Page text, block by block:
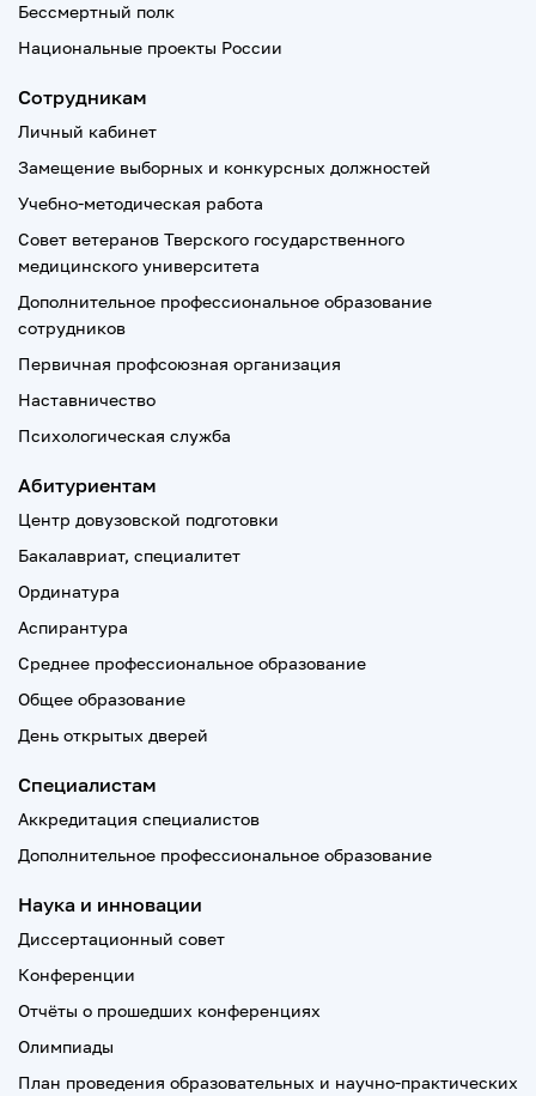
Бессмертный полк
Национальные проекты России
Сотрудникам
Личный кабинет
Замещение выборных и конкурсных должностей
Учебно-методическая работа
Совет ветеранов Тверского государственного
медицинского университета
Дополнительное профессиональное образование
сотрудников
Первичная профсоюзная организация
Наставничество
Психологическая служба
Абитуриентам
Центр довузовской подготовки
Бакалавриат, специалитет
Ординатура
Аспирантура
Среднее профессиональное образование
Общее образование
День открытых дверей
Специалистам
Аккредитация специалистов
Дополнительное профессиональное образование
Наука и инновации
Диссертационный совет
Конференции
Отчёты о прошедших конференциях
Олимпиады
План проведения образовательных и научно-практических